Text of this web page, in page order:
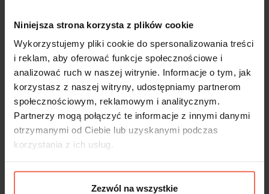
Niniejsza strona korzysta z plików cookie
Wykorzystujemy pliki cookie do spersonalizowania treści
i reklam, aby oferować funkcje społecznościowe i
analizować ruch w naszej witrynie. Informacje o tym, jak
korzystasz z naszej witryny, udostępniamy partnerom
społecznościowym, reklamowym i analitycznym.
Partnerzy mogą połączyć te informacje z innymi danymi
otrzymanymi od Ciebie lub uzyskanymi podczas
korzystania z ich usług.
Zezwól na wszystkie
ZAPROJEKTUJ